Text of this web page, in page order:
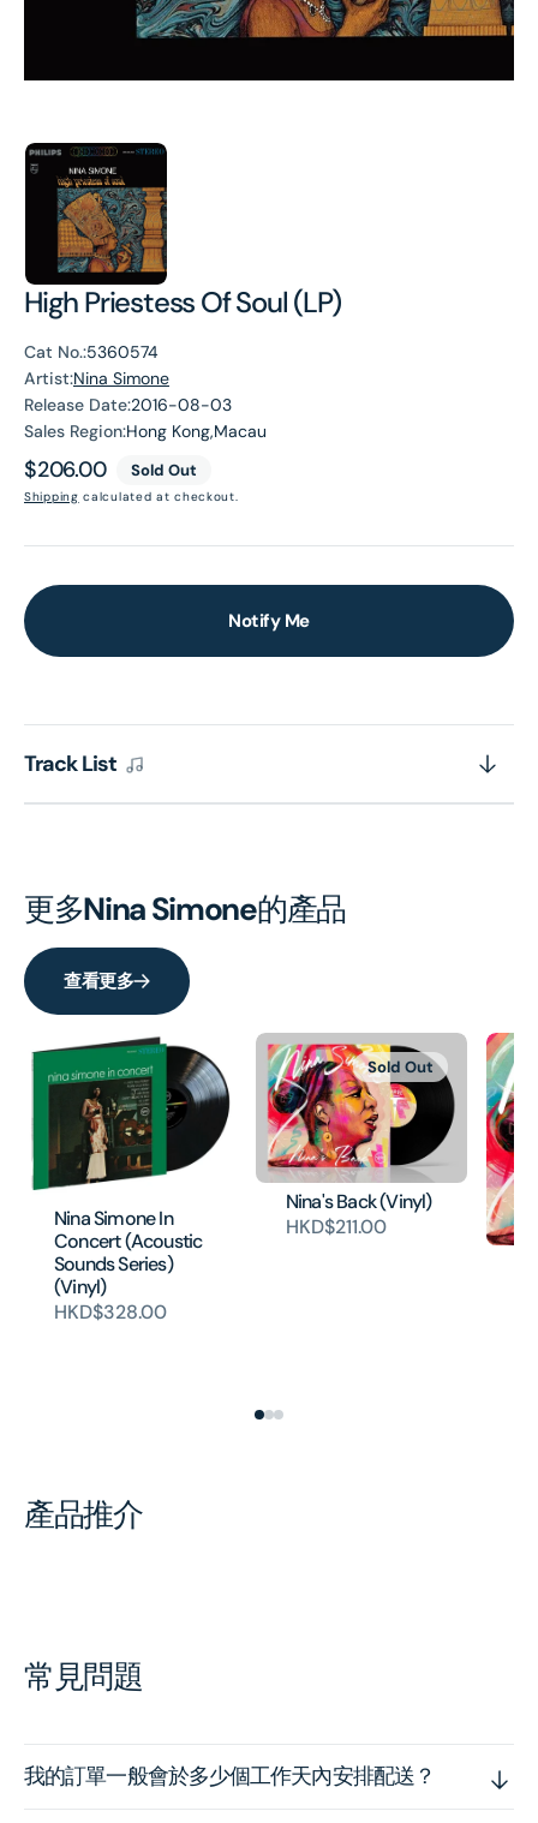
High Priestess Of Soul (LP)
Cat No.:5360574
Artist:Nina Simone
Release Date:2016-08-03
Sales Region:Hong Kong,Macau
Regular
price
$206.00 Sold Out
Shipping calculated at checkout.
Notify Me
Track List
更多Nina Simone的產品
查看更多
Nina Simone In
Concert (Acoustic
Sounds Series)
(Vinyl)
HKD$328.00
Nina's Back (Vinyl)
HKD$211.00
Sold Out
產品推介
常見問題
我的訂單一般會於多少個工作天內安排配送？